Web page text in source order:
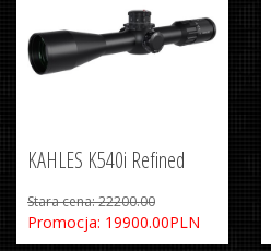
KAHLES K540i Refined
Stara cena: 22200.00
Promocja: 19900.00PLN